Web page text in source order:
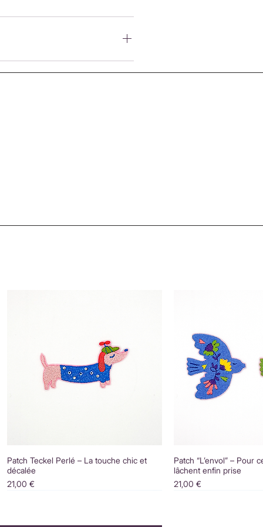
et affichés au
la créatrice Petit Poirier
Patch Teckel Perlé – La touche chic et
décalée
Prix
21,00 €
Patch “L’envol” – Pour
lâchent enfin prise
Prix
21,00 €